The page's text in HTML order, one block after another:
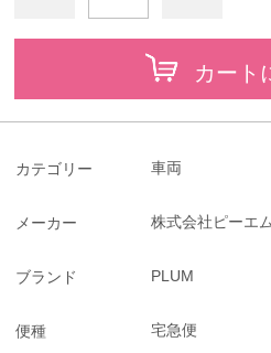
カート
カテゴリー 車両
メーカー 株式会社ピーエ
ブランド PLUM
便種 宅急便